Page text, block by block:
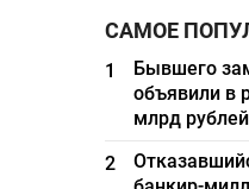
САМОЕ
1
Бывшего
объявили в
млрд рублей
2